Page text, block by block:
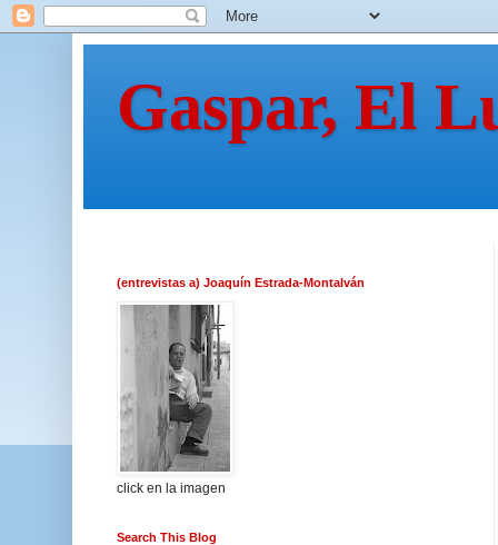
Gaspar, El
(entrevistas a) Joaquín Estrada-Montalván
click en la imagen
Search This Blog